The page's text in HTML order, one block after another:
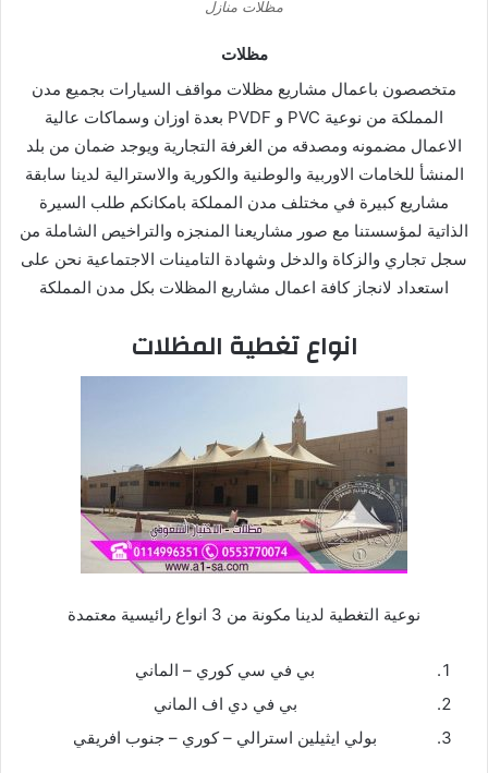
مظلات منازل
مظلات
متخصصون باعمال مشاريع مظلات مواقف السيارات بجميع مدن
المملكة
من نوعية PVC و PVDF بعدة اوزان وسماكات عالية
الاعمال مضمونه ومصدقه من الغرفة التجارية ويوجد ضمان من بلد
المنشأ للخامات الاوربية والوطنية والكورية والاسترالية لدينا سابقة
مشاريع كبيرة في مختلف مدن المملكة بامكانكم طلب السيرة
الذاتية لمؤسستنا مع صور مشاريعنا المنجزه والتراخيص الشاملة من
سجل تجاري والزكاة والدخل وشهادة التامينات الاجتماعية نحن على
استعداد لانجاز كافة اعمال مشاريع المظلات بكل مدن المملكة
انواع تغطية المظلات
نوعية التغطية لدينا مكونة من 3 انواع رائيسية معتمدة
بي في سي كوري – الماني
بي في دي اف الماني
بولي ايثيلين استرالي – كوري – جنوب افريقي